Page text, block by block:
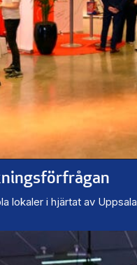
lokaler i hjärtat av Uppsala